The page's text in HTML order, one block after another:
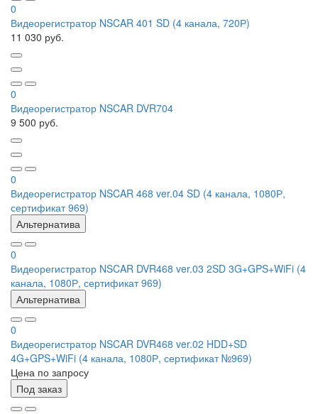
0
Видеорегистратор NSCAR 401 SD (4 канала, 720Р)
11 030 руб.
0
Видеорегистратор NSCAR DVR704
9 500 руб.
0
Видеорегистратор NSCAR 468 ver.04 SD (4 канала, 1080Р,
сертификат 969)
Альтернатива
0
Видеорегистратор NSCAR DVR468 ver.03 2SD 3G+GPS+WiFi (4
канала, 1080Р, сертификат 969)
Альтернатива
0
Видеорегистратор NSCAR DVR468 ver.02 HDD+SD
4G+GPS+WiFi (4 канала, 1080Р, сертификат №969)
Цена по запросу
Под заказ